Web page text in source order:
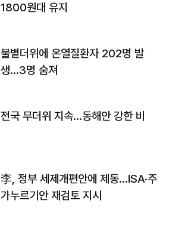
1800원대 유지
불볕더위에 온열질환자 202명 발
생…3명 숨져
전국 무더위 지속…동해안 강한 비
李, 정부 세제개편안에 제동…ISA·주
가누르기안 재검토 지시